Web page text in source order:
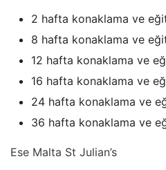
2 hafta konaklama ve
8 hafta konaklama ve
12 hafta konaklama ve
16 hafta konaklama ve
24 hafta konaklama ve
36 hafta konaklama ve
Ese Malta St Julian’s